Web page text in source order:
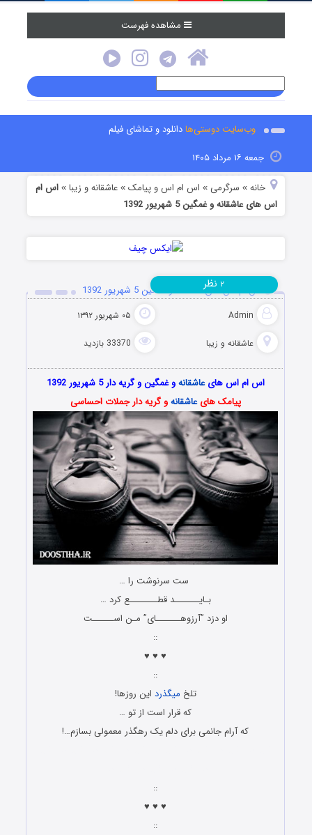
مشاهده فهرست
وب‌سایت دوستی‌هادانلود و تماشای فیلم
جمعه ۱۶ مرداد ۱۴۰۵
خانه » سرگرمی » اس ام اس و پیامک »عاشقانه و زیبا »اس ام
اس های عاشقانه و غمگین 5 شهریور 1392
اس ام اس های عاشقانه و غمگین 5 شهریور 1392
Admin ۰۵ شهریور ۱۳۹۲
عاشقانه و زیبا 33370 بازدید
۲ نظر
اس ام اس هایعاشقانهو غمگین و گریه دار 5 شهریور 1392
پیامک هایعاشقانهو گریه دار جملات احساسی
ست سرنوشت را …
بـایـــــــد قطــــــــع کرد …
او دزد ”آرزوهـــــــای” مـن اســــــت
::
♥ ♥ ♥
::
تلخ میگذرد این روزها!
که قرار است از تو …
که آرام جانمی برای دلم یک رهگذر معمولی بسازم…!
::
♥ ♥ ♥
::